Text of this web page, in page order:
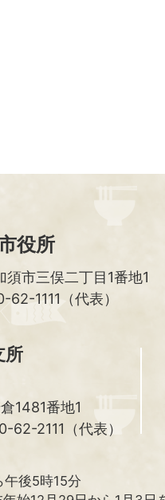
役所
須市三俣二丁目1番地1
1111（代表）
所
1481番地1
62-2111（代表）
後5時15分